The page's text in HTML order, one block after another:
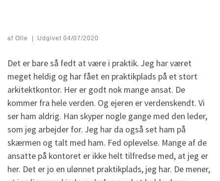
af Olle | Udgivet04/07/2020
Det er bare så fedt at være i praktik. Jeg har været
meget heldig og har fået en praktikplads på et stort
arkitektkontor. Her er godt nok mange ansat. De
kommer fra hele verden. Og ejeren er verdenskendt. Vi
ser ham aldrig. Han skyper nogle gange med den leder,
som jeg arbejder for. Jeg har da også set ham på
skærmen og talt med ham. Fed oplevelse. Mange af de
ansatte på kontoret er ikke helt tilfredse med, at jeg er
her. Det er jo en ulønnet praktikplads, jeg har. De mener,